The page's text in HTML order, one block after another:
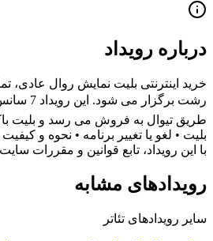
درباره رویداد
رشت
طریق تیوال به فروش می رسد و بلیت
بلیت • لغو یا تغییر برنامه • نحوه و
با این رویداد، تابع قوانین و مقررات
رویدادهای مشابه
سایر رویدادهای تئاتر